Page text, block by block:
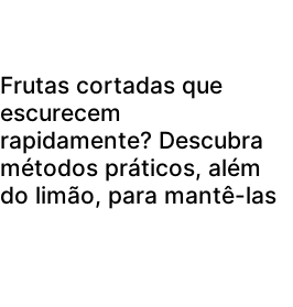
Frutas cortadas que
escurecem
rapidamente? Descubra
métodos práticos, além
do limão, para mantê-las